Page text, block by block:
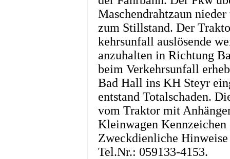
Maschendrahtzaun
zum Stillstand. Der
kehrsunfall auslösende
anzuhalten in Richtung
beim Verkehrsunfall
Bad Hall ins KH Steyr
entstand Totalschaden.
vom Traktor mit
Kleinwagen Kennzeichen
Zweckdienliche
Tel.Nr.: 059133-4153.